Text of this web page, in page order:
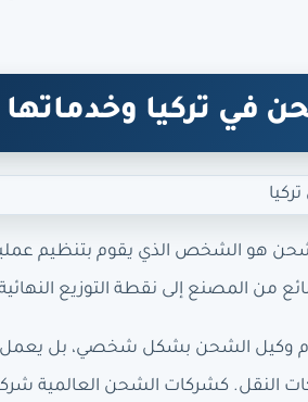
في تركيا وخدماتها
هو الشخص الذي يقوم بتنظيم
من المصنع إلى نقطة التوزيع
وكيل الشحن بشكل شخصي، بل يعمل
النقل. كشركات الشحن العالمية